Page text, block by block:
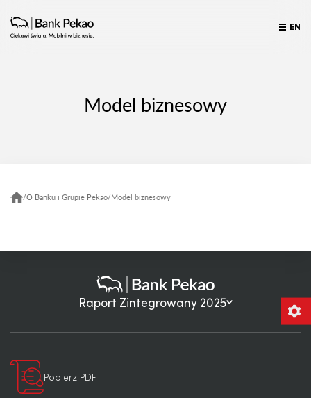
EN
Model biznesowy
/O Banku i Grupie Pekao/Model biznesowy
Raport Zintegrowany 2025
Pobierz PDF